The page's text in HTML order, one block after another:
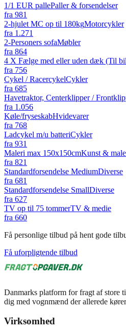
1/1 EUR pallePaller & forsendelser
fra 981
2-hjulet MC op til 180kgMotorcykler
fra 1.271
2-Personers sofaMøbler
fra 864
4 X Fælge med eller uden dæk (Til
fra 756
Cykel / RacercykelCykler
fra 685
Havetraktor, Centerklipper /
fra 1.056
Køle/fryseskabHvidevarer
fra 768
Ladcykel m/u batteriCykler
fra 931
Maleri max 150x150cmKunst &
fra 821
Standardforsendelse MediumDiverse
fra 681
Standardforsendelse SmallDiverse
fra 627
TV op til 75 tommerTV & medie
fra 660
Få personlige tilbud på hent gode
Få uforpligtende tilbud
Danmarks platform for fragt af store
dig med vognmænd der allerede
Virksomhed